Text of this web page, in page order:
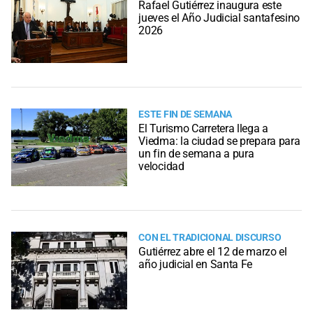
Rafael Gutiérrez inaugura este
jueves el Año Judicial santafesino
2026
ESTE FIN DE SEMANA
El Turismo Carretera llega a
Viedma: la ciudad se prepara para
un fin de semana a pura
velocidad
CON EL TRADICIONAL DISCURSO
Gutiérrez abre el 12 de marzo el
año judicial en Santa Fe